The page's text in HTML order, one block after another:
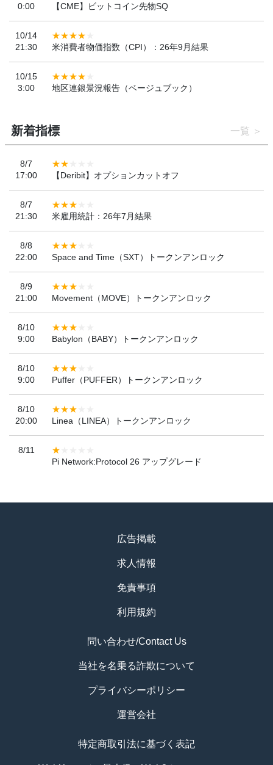
0:00
【CME】ビットコイン先物SQ
10/14
21:30
米消費者物価指数（CPI）：26年9月結果
10/15
3:00
地区連銀景況報告（ベージュブック）
新着指標 一覧
8/7
17:00
【Deribit】オプションカットオフ
8/7
21:30
米雇用統計：26年7月結果
8/8
22:00
Space and Time（SXT）トークンアンロック
8/9
21:00
Movement（MOVE）トークンアンロック
8/10
9:00
Babylon（BABY）トークンアンロック
8/10
9:00
Puffer（PUFFER）トークンアンロック
8/10
20:00
Linea（LINEA）トークンアンロック
8/11
Pi Network:Protocol 26 アップグレード
広告掲載
求人情報
免責事項
利用規約
問い合わせ/Contact Us
当社を名乗る詐欺について
プライバシーポリシー
運営会社
特定商取引法に基づく表記